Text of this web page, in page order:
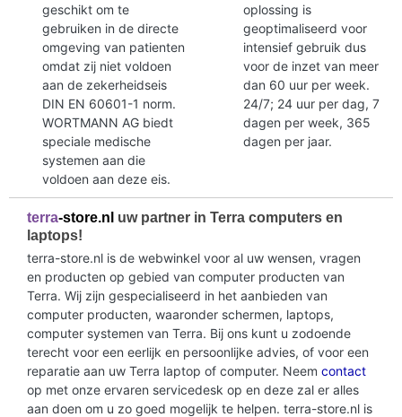
geschikt om te
gebruiken in de directe
omgeving van patienten
omdat zij niet voldoen
aan de zekerheidseis
DIN EN 60601-1 norm.
WORTMANN AG biedt
speciale medische
systemen aan die
voldoen aan deze eis.
oplossing is
geoptimaliseerd voor
intensief gebruik dus
voor de inzet van meer
dan 60 uur per week.
24/7; 24 uur per dag, 7
dagen per week, 365
dagen per jaar.
terra-store.nl uw partner in Terra computers en
laptops!
terra-store.nl is de webwinkel voor al uw wensen, vragen
en producten op gebied van computer producten van
Terra. Wij zijn gespecialiseerd in het aanbieden van
computer producten, waaronder schermen, laptops,
computer systemen van Terra. Bij ons kunt u zodoende
terecht voor een eerlijk en persoonlijke advies, of voor een
reparatie aan uw Terra laptop of computer. Neem contact
op met onze ervaren servicedesk op en deze zal er alles
aan doen om u zo goed mogelijk te helpen. terra-store.nl is